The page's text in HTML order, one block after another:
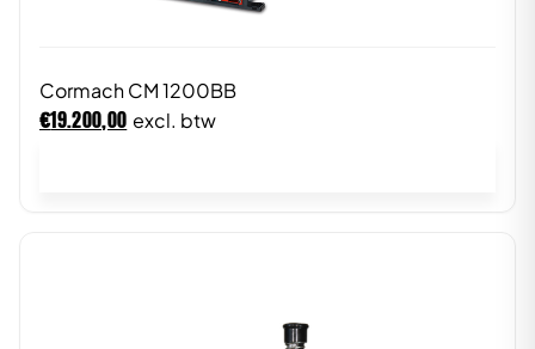
Cormach CM 1200BB
€19.200,00 excl. btw